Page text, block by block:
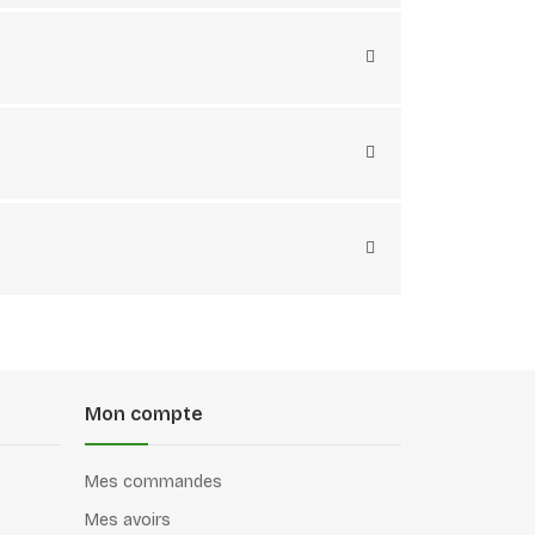
Mon compte
Mes commandes
Mes avoirs